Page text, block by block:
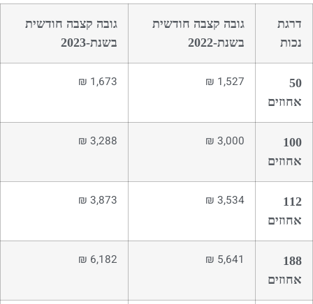
דרגת
נכות
גובה קצבה חודשית
בשנת-2022
גובה קצבה חודשית
בשנת-2023
50
אחוזים
1,527 ₪
1,673 ₪
100
אחוזים
3,000 ₪
3,288 ₪
112
אחוזים
3,534 ₪
3,873 ₪
188
אחוזים
5,641 ₪
6,182 ₪